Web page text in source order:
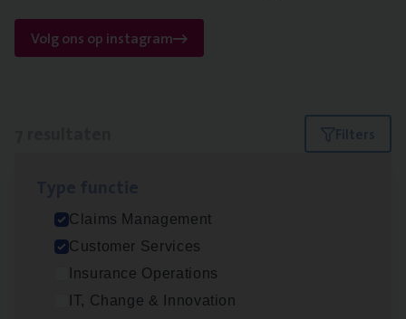
Volg ons op instagram
Filters
Claims Management
Customer Services
Insurance Operations
IT, Change & Innovation
Busi­ness Mana­ger Mari­ne Cargo
People Management, Sales Management
Antwerpen